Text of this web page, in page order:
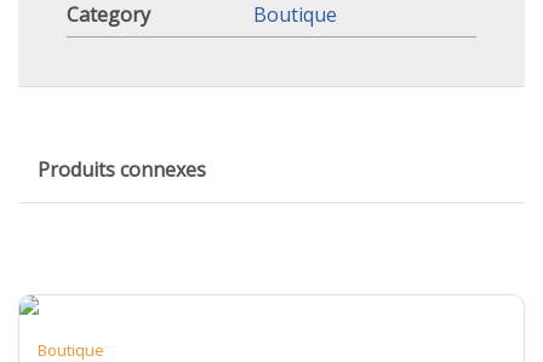
Category
Boutique
Produits connexes
Boutique